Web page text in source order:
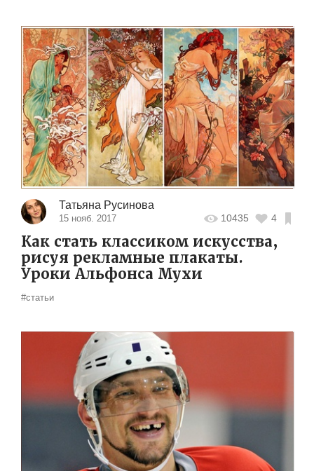
Татьяна Русинова
15 нояб. 2017 10435 4
Как стать классиком искусства,
рисуя рекламные плакаты.
Уроки Альфонса Мухи
#статьи